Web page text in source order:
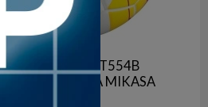
Pelota Futbol FT554B
Termosellada FIFA MIKASA